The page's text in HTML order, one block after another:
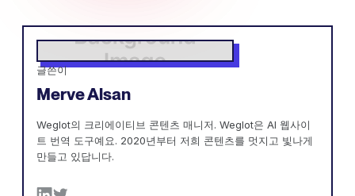
글쓴이
Merve Alsan
Weglot의 크리에이티브 콘텐츠 매니저. Weglot은 AI 웹사이
트 번역 도구예요. 2020년부터 저희 콘텐츠를 멋지고 빛나게
만들고 있답니다.